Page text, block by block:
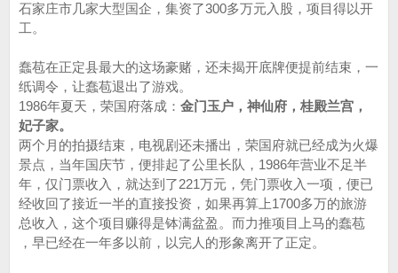
石家庄市几家大型国企，集资了300多万元入股，项目得以开
工。
蠢苞在正定县最大的这场豪赌，还未揭开底牌便提前结束，一
纸调令，让蠢苞退出了游戏。
1986年夏天，荣国府落成： 金门玉户，神仙府，桂殿兰宫，
妃子家。
两个月的拍摄结束，电视剧还未播出，荣国府就已经成为火爆
景点，当年国庆节，便排起了公里长队，1986年营业不足半
年，仅门票收入，就达到了221万元，凭门票收入一项，便已
经收回了接近一半的直接投资，如果再算上1700多万的旅游
总收入，这个项目赚得是钵满盆盈。而力推项目上马的蠢苞
，早已经在一年多以前，以完人的形象离开了正定。